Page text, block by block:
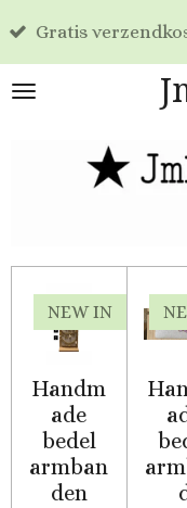
Ga
de
boven
NEW IN
Handm
ade
bedel
armban
den